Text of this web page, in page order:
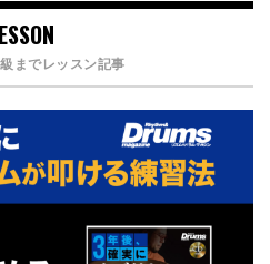
までレッスン記事